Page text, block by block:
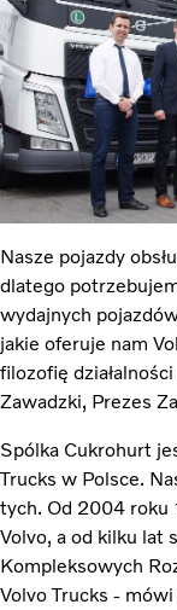
Nasze pojazdy
dlatego
wydajnych
jakie oferuje nam
filozofię
Zawadzki, Prezes
Spólka Cukrohurt
Trucks w Polsce.
tych. Od 2004 roku
Volvo, a od kilku lat
Kompleksowych
Volvo Trucks -